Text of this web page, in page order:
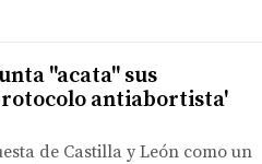
"acata" sus
antiabortista'
de Castilla y León como un